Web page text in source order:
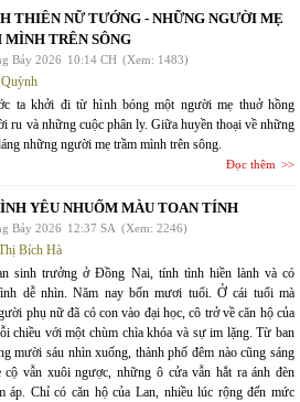
THIÊN NỮ TƯỚNG - NHỮNG NGƯỜI MẸ
MÌNH TRÊN SÔNG
Bảy 2026 10:14 CH (Xem: 1483)
ta khởi đi từ hình bóng một người mẹ thuở hồng
ru và những cuộc phân ly. Giữa huyền thoại về những
những người mẹ trầm mình trên sông.
Đọc thêm
YÊU NHUỐM MÀU TOAN TÍNH
Bảy 2026 12:37 SA (Xem: 2246)
Bích Hà
sinh trưởng ở Đồng Nai, tính tình hiền lành và có
dễ nhìn. Năm nay bốn mươi tuổi. Ở cái tuổi mà
phụ nữ đã có con vào đại học, cô trở về căn hộ của
chiều với một chùm chìa khóa và sự im lặng. Từ ban
mười sáu nhìn xuống, thành phố đêm nào cũng sáng
cộ vẫn xuôi ngược, những ô cửa vẫn hắt ra ánh đèn
áp. Chỉ có căn hộ của Lan, nhiều lúc rộng đến mức